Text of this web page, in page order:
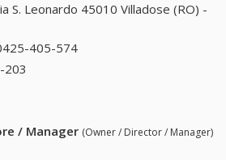
S. Leonardo 45010 Villadose (RO) -
405-574
203
/ Manager (Owner / Director / Manager)